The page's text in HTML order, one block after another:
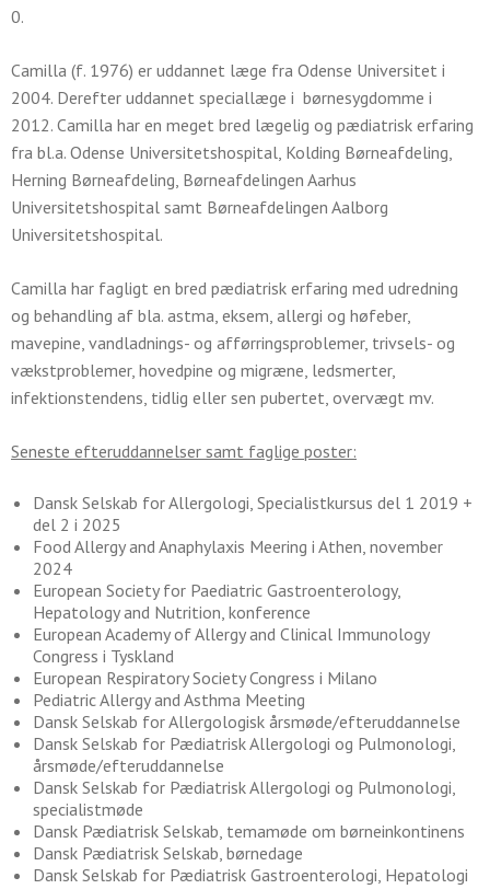
0.
Camilla (f. 1976) er uddannet læge fra Odense Universitet i
2004. Derefter uddannet speciallæge i børnesygdomme i
2012. Camilla har en meget bred lægelig og pædiatrisk erfaring
fra bl.a. Odense Universitetshospital, Kolding Børneafdeling,
Herning Børneafdeling, Børneafdelingen Aarhus
Universitetshospital samt Børneafdelingen Aalborg
Universitetshospital.
Camilla har fagligt en bred pædiatrisk erfaring med udredning
og behandling af bla. astma, eksem, allergi og høfeber,
mavepine, vandladnings- og afførringsproblemer, trivsels- og
vækstproblemer, hovedpine og migræne, ledsmerter,
infektionstendens, tidlig eller sen pubertet, overvægt mv.
Seneste efteruddannelser samt faglige poster:
Dansk Selskab for Allergologi, Specialistkursus del 1 2019 +
del 2 i 2025
Food Allergy and Anaphylaxis Meering i Athen, november
2024
European Society for Paediatric Gastroenterology,
Hepatology and Nutrition, konference
European Academy of Allergy and Clinical Immunology
Congress i Tyskland
European Respiratory Society Congress i Milano
Pediatric Allergy and Asthma Meeting
Dansk Selskab for Allergologisk årsmøde/efteruddannelse
Dansk Selskab for Pædiatrisk Allergologi og Pulmonologi,
årsmøde/efteruddannelse
Dansk Selskab for Pædiatrisk Allergologi og Pulmonologi,
specialistmøde
Dansk Pædiatrisk Selskab, temamøde om børneinkontinens
Dansk Pædiatrisk Selskab, børnedage
Dansk Selskab for Pædiatrisk Gastroenterologi, Hepatologi